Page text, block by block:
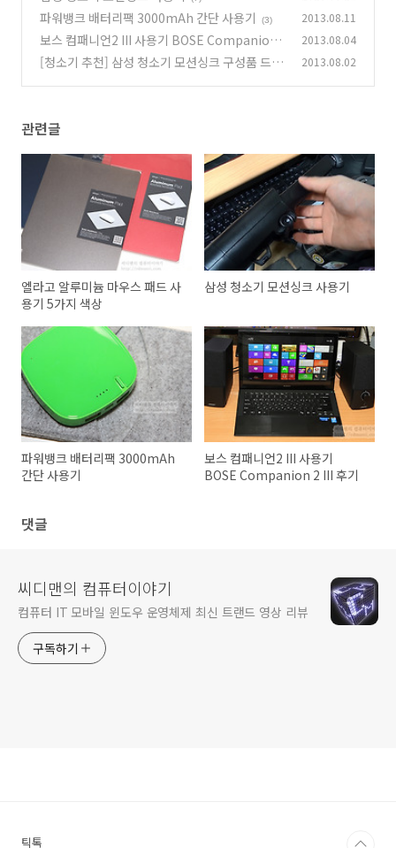
파워뱅크 배터리팩 3000mAh 간단 사용기 (3) 2013.08.11
보스 컴패니언2 III 사용기 BOSE Companion
2 III 후기
(17)
2013.08.04
[청소기 추천] 삼성 청소기 모션싱크 구성품 드라
2013.08.02
관련글
엘라고 알루미늄 마우스 패드 사
용기 5가지 색상
삼성 청소기 모션싱크 사용기
파워뱅크 배터리팩 3000mAh
간단 사용기
보스 컴패니언2 III 사용기
BOSE Companion 2 III 후기
댓글
씨디맨의 컴퓨터이야기
컴퓨터 IT 모바일 윈도우 운영체제 최신 트랜드 영상 리뷰
구독하기
틱톡